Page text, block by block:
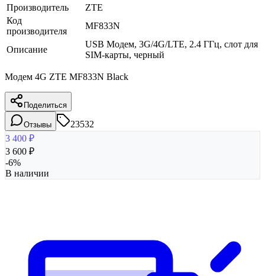
Производитель
ZTE
Код
производителя
MF833N
Описание
USB Модем, 3G/4G/LTE, 2.4 ГГц, слот для
SIM-карты, черный
Модем 4G ZTE MF833N Black
Поделиться
Отзывы
23532
3 400 ₽
3 600 ₽
-6%
В наличии